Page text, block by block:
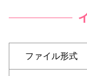
ファイル形式